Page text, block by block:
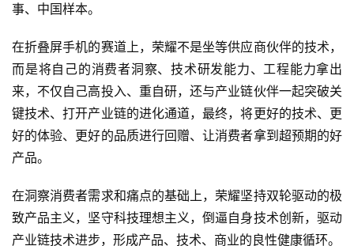
事、中国样本。
在折叠屏手机的赛道上，荣耀不是坐等供应商伙伴的技术，
而是将自己的消费者洞察、技术研发能力、工程能力拿出
来，不仅自己高投入、重自研，还与产业链伙伴一起突破关
键技术、打开产业链的进化通道，最终，将更好的技术、更
好的体验、更好的品质进行回赠、让消费者拿到超预期的好
产品。
在洞察消费者需求和痛点的基础上，荣耀坚持双轮驱动的极
致产品主义，坚守科技理想主义，倒逼自身技术创新，驱动
产业链技术进步，形成产品、技术、商业的良性健康循环。